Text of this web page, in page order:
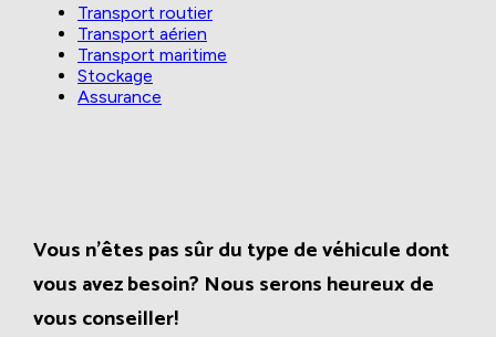
Transport routier
Transport aérien
Transport maritime
Stockage
Assurance
Vous n'êtes pas sûr du type de véhicule dont
vous avez besoin? Nous serons heureux de
vous conseiller!